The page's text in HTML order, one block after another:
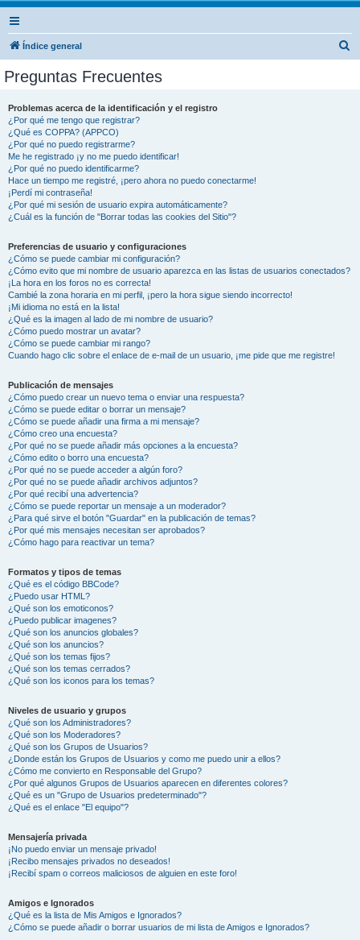
Índice general
Preguntas Frecuentes
Problemas acerca de la identificación y el registro
¿Por qué me tengo que registrar?
¿Qué es COPPA? (APPCO)
¿Por qué no puedo registrarme?
Me he registrado ¡y no me puedo identificar!
¿Por qué no puedo identificarme?
Hace un tiempo me registré, ¡pero ahora no puedo conectarme!
¡Perdí mi contraseña!
¿Por qué mi sesión de usuario expira automáticamente?
¿Cuál es la función de "Borrar todas las cookies del Sitio"?
Preferencias de usuario y configuraciones
¿Cómo se puede cambiar mi configuración?
¿Cómo evito que mi nombre de usuario aparezca en las listas de usuarios conectados?
¡La hora en los foros no es correcta!
Cambié la zona horaria en mi perfil, ¡pero la hora sigue siendo incorrecto!
¡Mi idioma no está en la lista!
¿Qué es la imagen al lado de mi nombre de usuario?
¿Cómo puedo mostrar un avatar?
¿Cómo se puede cambiar mi rango?
Cuando hago clic sobre el enlace de e-mail de un usuario, ¡me pide que me registre!
Publicación de mensajes
¿Cómo puedo crear un nuevo tema o enviar una respuesta?
¿Cómo se puede editar o borrar un mensaje?
¿Cómo se puede añadir una firma a mi mensaje?
¿Cómo creo una encuesta?
¿Por qué no se puede añadir más opciones a la encuesta?
¿Cómo edito o borro una encuesta?
¿Por qué no se puede acceder a algún foro?
¿Por qué no se puede añadir archivos adjuntos?
¿Por qué recibí una advertencia?
¿Cómo se puede reportar un mensaje a un moderador?
¿Para qué sirve el botón "Guardar" en la publicación de temas?
¿Por qué mis mensajes necesitan ser aprobados?
¿Cómo hago para reactivar un tema?
Formatos y tipos de temas
¿Qué es el código BBCode?
¿Puedo usar HTML?
¿Qué son los emoticonos?
¿Puedo publicar imagenes?
¿Qué son los anuncios globales?
¿Qué son los anuncios?
¿Qué son los temas fijos?
¿Qué son los temas cerrados?
¿Qué son los iconos para los temas?
Niveles de usuario y grupos
¿Qué son los Administradores?
¿Qué son los Moderadores?
¿Qué son los Grupos de Usuarios?
¿Donde están los Grupos de Usuarios y como me puedo unir a ellos?
¿Cómo me convierto en Responsable del Grupo?
¿Por qué algunos Grupos de Usuarios aparecen en diferentes colores?
¿Qué es un "Grupo de Usuarios predeterminado"?
¿Qué es el enlace "El equipo"?
Mensajería privada
¡No puedo enviar un mensaje privado!
¡Recibo mensajes privados no deseados!
¡Recibí spam o correos maliciosos de alguien en este foro!
Amigos e Ignorados
¿Qué es la lista de Mis Amigos e Ignorados?
¿Cómo se puede añadir o borrar usuarios de mi lista de Amigos e Ignorados?